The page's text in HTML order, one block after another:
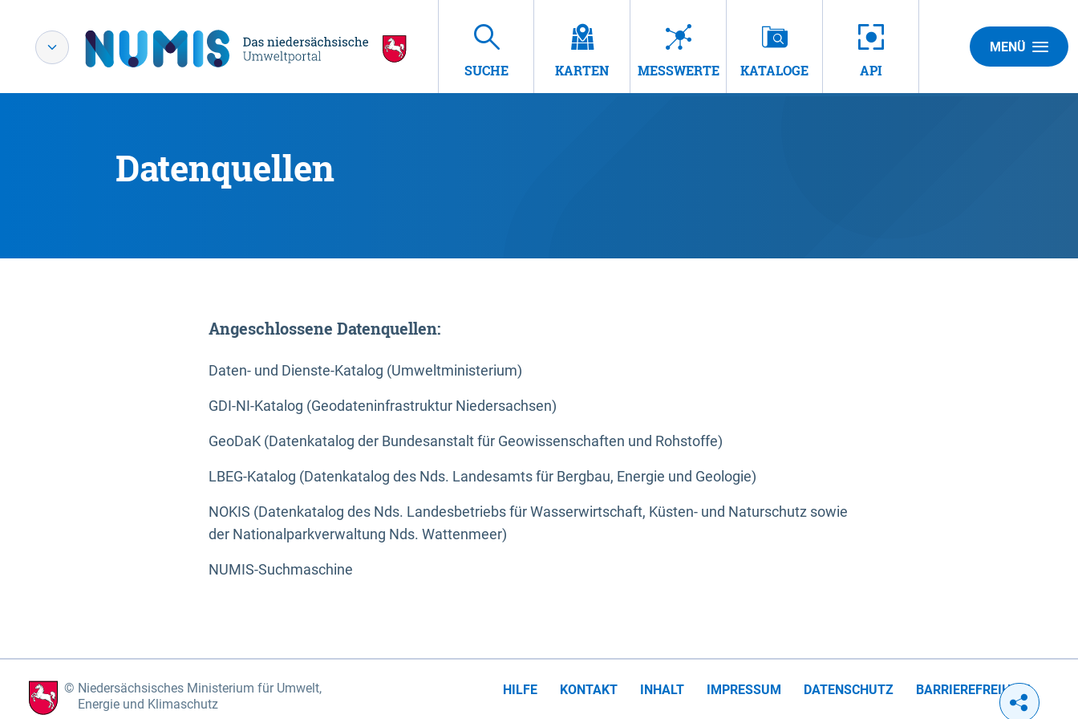
SUCHE KARTEN MESSWERTE KATALOGE API
MENÜ
Datenquellen
Angeschlossene Datenquellen:
Daten- und Dienste-Katalog (Umweltministerium)
GDI-NI-Katalog (Geodateninfrastruktur Niedersachsen)
GeoDaK (Datenkatalog der Bundesanstalt für Geowissenschaften und Rohstoffe)
LBEG-Katalog (Datenkatalog des Nds. Landesamts für Bergbau, Energie und Geologie)
NOKIS (Datenkatalog des Nds. Landesbetriebs für Wasserwirtschaft, Küsten- und Naturschutz sowie
der Nationalparkverwaltung Nds. Wattenmeer)
NUMIS-Suchmaschine
Niedersächsisches Ministerium für Umwelt,
Energie und Klimaschutz
HILFE KONTAKT INHALT IMPRESSUM DATENSCHUTZ BARRIEREFREIHEIT